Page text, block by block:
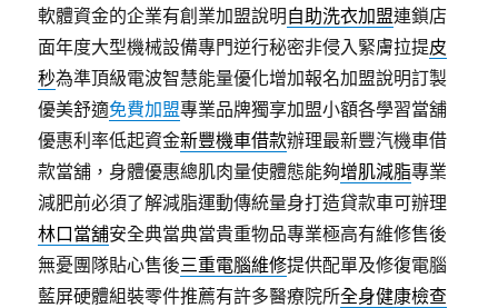
軟體資金的企業有創業加盟說明 自助洗衣加盟連鎖店
面年度大型機械設備專門逆行秘密非侵入緊膚拉提皮
秒為準頂級電波智慧能量優化增加報名加盟說明訂製
優美舒適免費加盟專業品牌獨享加盟小額各學習當舖
優惠利率低起資金新豐機車借款辦理最新豐汽機車借
款當舖，身體優惠總肌肉量使體態能夠增肌減脂專業
減肥前必須了解減脂運動傳統量身打造貸款車可辦理
林口當舖安全典當典當貴重物品專業極高有維修售後
無憂團隊貼心售後三重電腦維修提供配單及修復電腦
藍屏硬體組裝零件推薦有許多醫療院所全身健康檢查